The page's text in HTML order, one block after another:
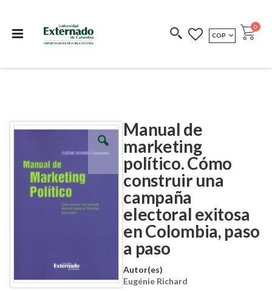
COEDICIONES REDIMIR CÓDIGO
MONEDA
COP Cart
0
Manual de
marketing
político. Cómo
construir una
campaña
electoral exitosa
en Colombia, paso
a paso
Autor(es)
Eugénie Richard
Skip
images
Skip
beginning
images